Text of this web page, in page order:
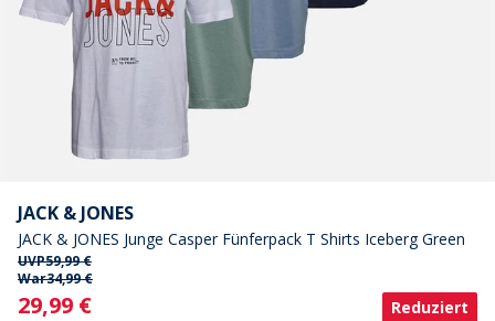
JACK & JONES
JACK & JONES Junge Casper Fünferpack T Shirts Iceberg Green
UVP59,99 €
War34,99 €
Current
29,99 € Reduziert